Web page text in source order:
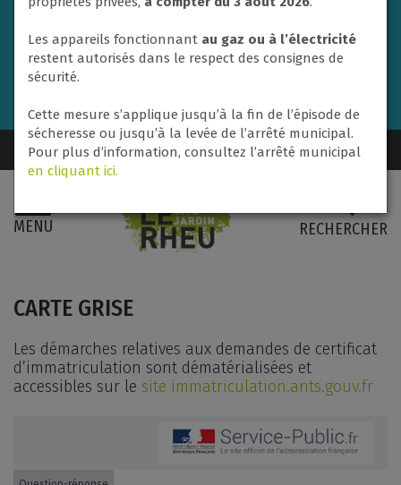
de Le Rheu à la Protection civile. En effet, les soutiens
financiers sont privilégiés par les autorités afin de
mettre en place les opérations d’urgence.
Nous ne manquerons pas également de relayer et
soutenir toute initiative nationale à destination des
habitants si un appel à la solidarité est lancé.
Nous contacter 02 99 60 71 31
MENU RECHERCHER
CARTE GRISE
Les démarches relatives aux demandes de certificat
d’immatriculation sont dématérialisées et
accessibles sur le site immatriculation.ants.gouv.fr
Les appareils fonctionnant au gaz ou à l’électricité
restent autorisés dans le respect des consignes de
sécurité.
Cette mesure s’applique jusqu’à la fin de l’épisode de
sécheresse ou jusqu’à la levée de l’arrêté municipal.
Pour plus d’information, consultez l’arrêté municipal
en cliquant ici.